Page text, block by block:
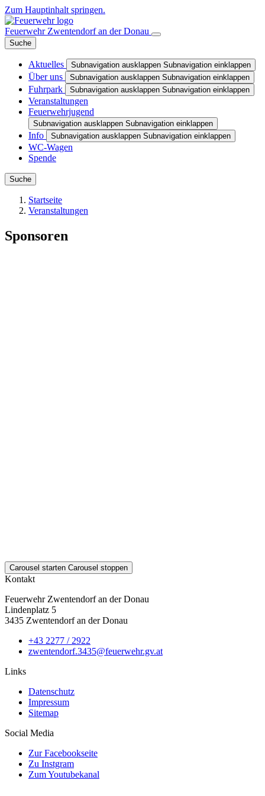
Zum Hauptinhalt springen.
Feuerwehr Zwentendorf an der Donau
Suche
Aktuelles Subnavigation ausklappen Subnavigation einklappen
Über uns Subnavigation ausklappen Subnavigation einklappen
Fuhrpark Subnavigation ausklappen Subnavigation einklappen
Veranstaltungen
Feuerwehrjugend
Subnavigation ausklappen Subnavigation einklappen
Info Subnavigation ausklappen Subnavigation einklappen
WC-Wagen
Spende
Suche
Startseite
Veranstaltungen
Sponsoren
+43 2277 / 2922
zwentendorf.3435@feuerwehr.gv.at
Links
Datenschutz
Impressum
Sitemap
Social Media
Zur Facebookseite
Zu Instgram
Zum Youtubekanal
© 2026 — Feuerwehr Zwentendorf an der Donau
powered by